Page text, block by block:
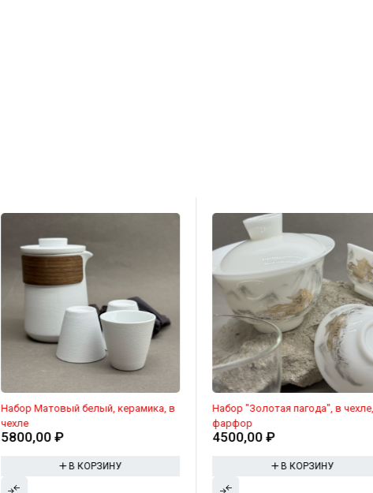
Набор Матовый белый, керамика, в
чехле
5800,00 ₽
В КОРЗИНУ
Набор "Золотая пагода", в чехле,
фарфор
4500,00₽
В КОРЗИНУ